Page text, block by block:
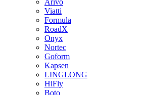
Arivo
Viatti
Formula
RoadX
Onyx
Nortec
Goform
Kapsen
LINGLONG
HiFly
Boto